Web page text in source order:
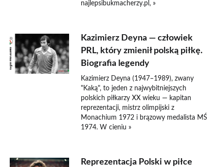
najlepsibukmacherzy.pl, »
Kazimierz Deyna — człowiek
PRL, który zmienił polską piłkę.
Biografia legendy
Kazimierz Deyna (1947–1989), zwany
"Kaką", to jeden z najwybitniejszych
polskich piłkarzy XX wieku — kapitan
reprezentacji, mistrz olimpijski z
Monachium 1972 i brązowy medalista MŚ
1974. W cieniu »
Reprezentacja Polski w piłce